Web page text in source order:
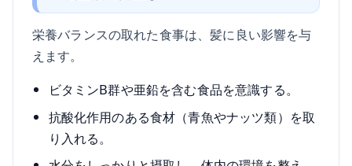
栄養バランスの取れた食事は、髪に良い影響を与
えます。
ビタミンB群や亜鉛を含む食品を意識する。
抗酸化作用のある食材（青魚やナッツ類）を取
り入れる。